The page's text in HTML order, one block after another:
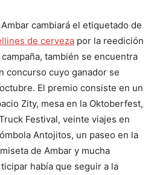
cambiará el etiquetado de
de cerveza por la reedición
también se encuentra
concurso cuyo ganador se
El premio consiste en un
Zity, mesa en la Oktoberfest,
Festival, veinte viajes en
Antojitos, un paseo en la
de Ambar y mucha
había que seguir a la